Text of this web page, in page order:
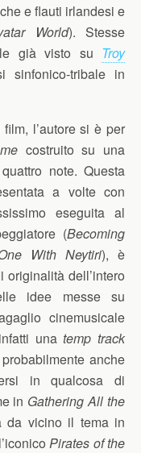
e flauti irlandesi e
World). Stesse
già visto su Troy
sinfonico-tribale in
l’autore si è per
costruito su una
note. Questa
a volte con
eseguita al
(Becoming
With Neytiri), è
originalità dell’intero
idee messe su
cinemusicale
unatemp track
anche
in qualcosa di
in Gathering All the
da vicino il tema in
Pirates of the